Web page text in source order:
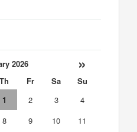
2026 »
Th Fr Sa
Su
1 2 3
4
8 9 10
11